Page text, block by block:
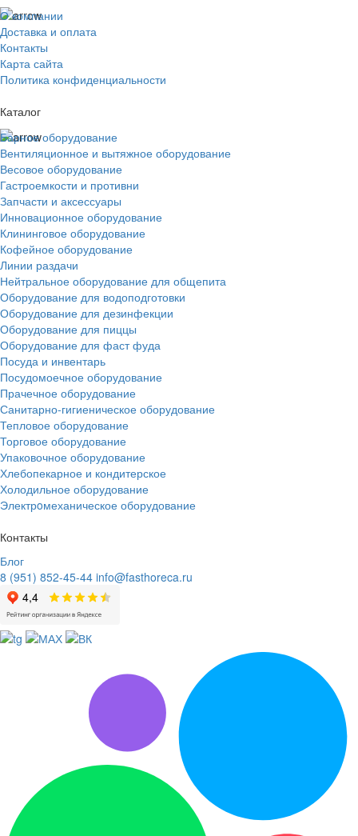
О компании
Доставка и оплата
Контакты
Карта сайта
Политика конфиденциальности
Каталог
Барное оборудование
Вентиляционное и вытяжное оборудование
Весовое оборудование
Гастроемкости и противни
Запчасти и аксессуары
Инновационное оборудование
Клининговое оборудование
Кофейное оборудование
Линии раздачи
Нейтральное оборудование для общепита
Оборудование для водоподготовки
Оборудование для дезинфекции
Оборудование для пиццы
Оборудование для фаст фуда
Посуда и инвентарь
Посудомоечное оборудование
Прачечное оборудование
Санитарно-гигиеническое оборудование
Тепловое оборудование
Торговое оборудование
Упаковочное оборудование
Хлебопекарное и кондитерское
Холодильное оборудование
Электрoмеханическое оборудование
Контакты
Блог
8 (951) 852-45-44 info@fasthoreca.ru